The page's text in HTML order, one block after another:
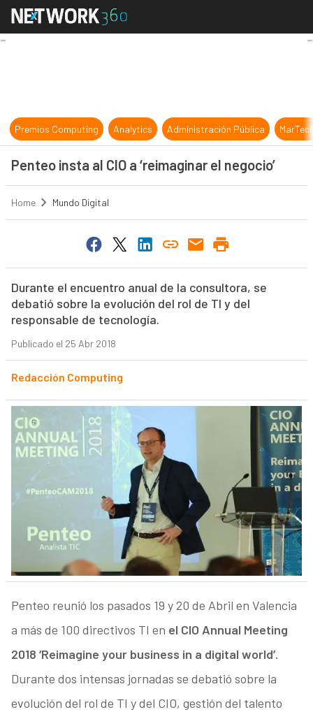
Penteo insta al CIO a ‘reimaginar el
Premios Computing Analytics Administración Pública
Penteo insta al CIO a ‘reimaginar el negocio’
Home Mundo Digital
Durante el encuentro anual de la consultora, se
debatió sobre la evolución del rol de TI y del
responsable de tecnología.
Publicado el 25 Abr 2018
Redacción Computing
Penteo reunió los pasados 19 y 20 de Abril en Valencia
a más de 100 directivos TI en el CIO Annual Meeting
2018 ‘Reimagine your business in a digital world’.
Durante dos intensas jornadas se debatió sobre la
evolución del rol de TI y del CIO, gestión del talento